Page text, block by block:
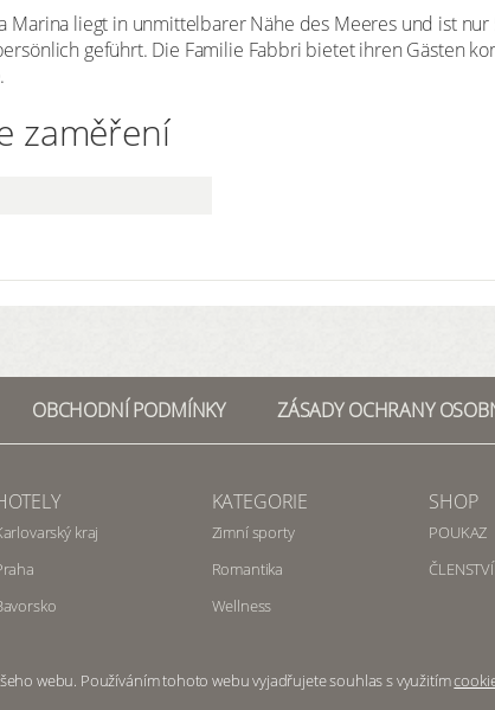
Marina liegt in unmittelbarer Nähe des Meeres und ist
geführt. Die Familie Fabbri bietet ihren Gästen
zaměření
OBCHODNÍ PODMÍNKY ZÁSADY OCHRANY
kraj
KATEGORIE
Zimní sporty
Romantika
Wellness
SHOP
POUKAZ
ČLENSTVÍ
webu. Používáním tohoto webu vyjadřujete souhlas s využitím